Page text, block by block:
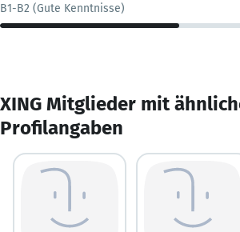
B1-B2 (Gute Kenntnisse)
XING Mitglieder mit
Profilangaben